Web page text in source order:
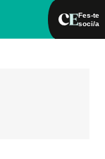
Fes-te
soci/a